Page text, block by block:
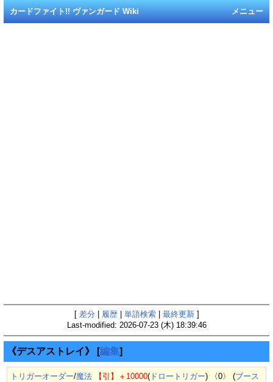
メニュー
カードファイト!! ヴァンガード Wiki
[ 差分 履歴| 単語検索| 最終更新]
Last-modified: 2026-07-23 (木) 18:39:46
《デスアストレイ》 [編集]
トリガーオーダー/魔法 【引】 ＋10000( ドロートリガー) 〈0〉 (ブース